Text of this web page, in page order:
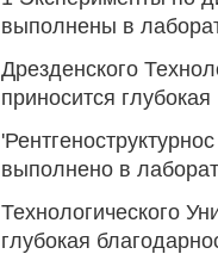
выполнены в
Дрезденского
приносится
выполнено в
Технологического
глубокая